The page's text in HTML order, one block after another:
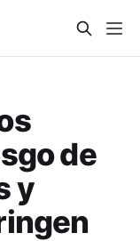
de
y